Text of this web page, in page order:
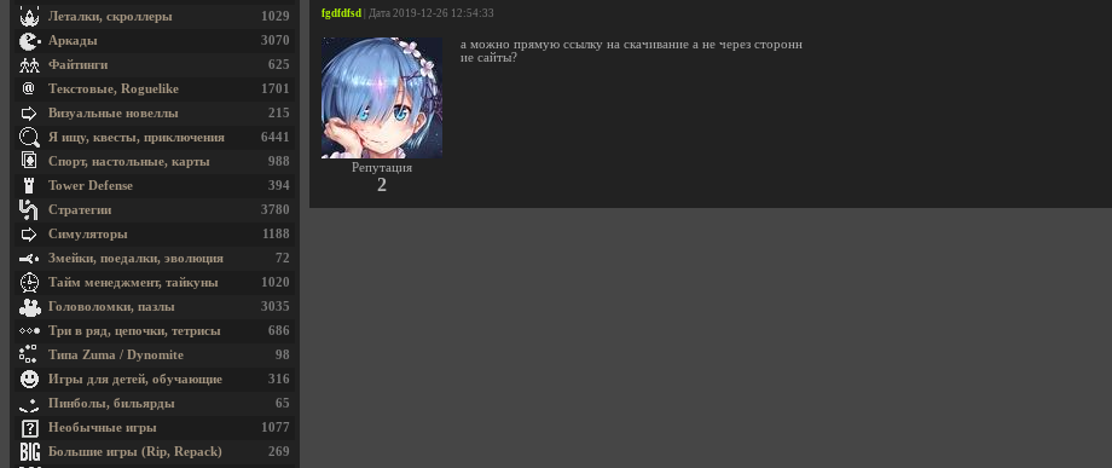
fgdfdfsd | Дата 2019-12-26 12:54:33
Репутация
2
а можно прямую ссылку на скачивание а не через сторонн
ие сайты?
1029
Леталки, скроллеры
3070
Аркады
625
Файтинги
1701
Текстовые, Roguelike
215
Визуальные новеллы
6441
Я ищу, квесты, приключения
988
Спорт, настольные, карты
394
Tower Defense
3780
Стратегии
1188
Симуляторы
72
Змейки, поедалки, эволюция
1020
Тайм менеджмент, тайкуны
3035
Головоломки, пазлы
686
Три в ряд, цепочки, тетрисы
98
Типа Zuma / Dynomite
316
Игры для детей, обучающие
65
Пинболы, бильярды
1077
Необычные игры
269
Большие игры (Rip, Repack)